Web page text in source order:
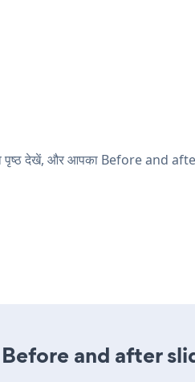
पृष्ठ देखें, और आपका Before and
and after